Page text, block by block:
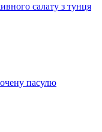
салату з тунця
пасулю